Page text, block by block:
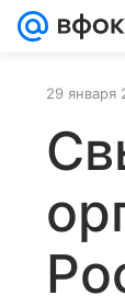
29 января